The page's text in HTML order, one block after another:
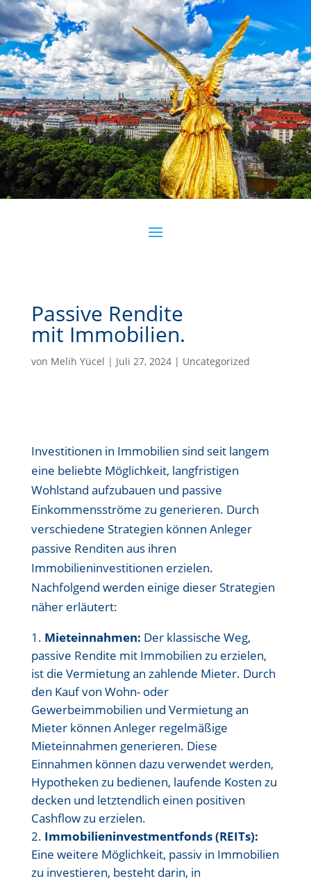
Passive Rendite
mit Immobilien.
von Melih Yücel | Juli 27, 2024| Uncategorized
Investitionen in Immobilien sind seit langem
eine beliebte Möglichkeit, langfristigen
Wohlstand aufzubauen und passive
Einkommensströme zu generieren. Durch
verschiedene Strategien können Anleger
passive Renditen aus ihren
Immobilieninvestitionen erzielen.
Nachfolgend werden einige dieser Strategien
näher erläutert:
Mieteinnahmen: Der klassische Weg,
passive Rendite mit Immobilien zu erzielen,
ist die Vermietung an zahlende Mieter. Durch
den Kauf von Wohn- oder
Gewerbeimmobilien und Vermietung an
Mieter können Anleger regelmäßige
Mieteinnahmen generieren. Diese
Einnahmen können dazu verwendet werden,
Hypotheken zu bedienen, laufende Kosten zu
decken und letztendlich einen positiven
Cashflow zu erzielen.
Immobilieninvestmentfonds (REITs):
Eine weitere Möglichkeit, passiv in Immobilien
zu investieren, besteht darin, in